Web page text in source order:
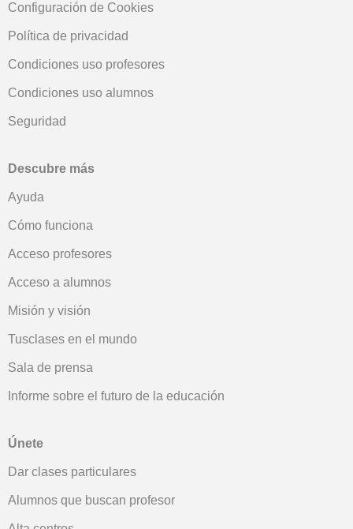
Configuración de Cookies
Política de privacidad
Condiciones uso profesores
Condiciones uso alumnos
Seguridad
Descubre más
Ayuda
Cómo funciona
Acceso profesores
Acceso a alumnos
Misión y visión
Tusclases en el mundo
Sala de prensa
Informe sobre el futuro de la educación
Únete
Dar clases particulares
Alumnos que buscan profesor